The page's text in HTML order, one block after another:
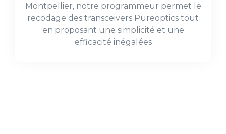
Montpellier, notre programmeur permet le
recodage des transceivers Pureoptics tout
en proposant une simplicité et une
efficacité inégalées